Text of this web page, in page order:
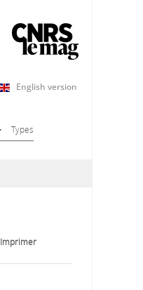
English version
Types
Imprimer